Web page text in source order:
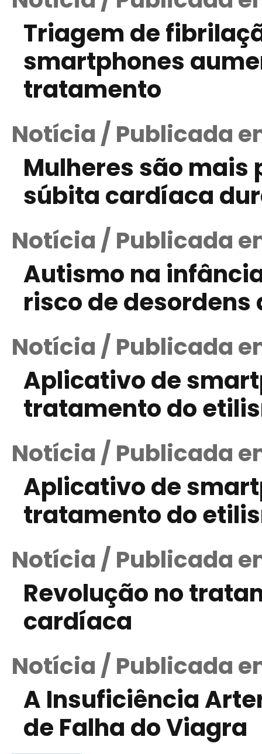
Triagem de
smartphones
tratamento
Notícia / Publicada
Mulheres são mais
súbita cardíaca
Notícia / Publicada
Autismo na
risco de
Notícia / Publicada
Aplicativo de
tratamento do
Notícia / Publicada
Aplicativo de
tratamento do
Notícia / Publicada
Revolução no
cardíaca
Notícia / Publicada
A Insuficiência
de Falha do Viagra